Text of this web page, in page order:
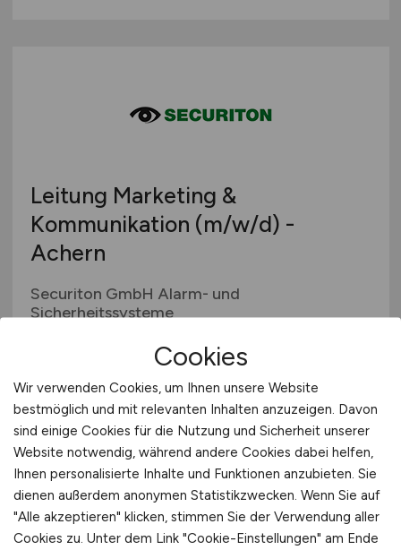
Leitung Marketing &
Kommunikation (m/w/d) -
Achern
Securiton GmbH Alarm- und
Sicherheitssysteme
Cookies
Wir verwenden Cookies, um Ihnen unsere Website
bestmöglich und mit relevanten Inhalten anzuzeigen. Davon
sind einige Cookies für die Nutzung und Sicherheit unserer
Website notwendig, während andere Cookies dabei helfen,
Ihnen personalisierte Inhalte und Funktionen anzubieten. Sie
dienen außerdem anonymen Statistikzwecken. Wenn Sie auf
"Alle akzeptieren" klicken, stimmen Sie der Verwendung aller
Cookies zu. Unter dem Link "Cookie-Einstellungen" am Ende